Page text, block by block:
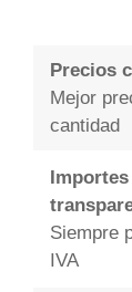
Precios
Mejor
cantidad
Importes
Siempre
IVA